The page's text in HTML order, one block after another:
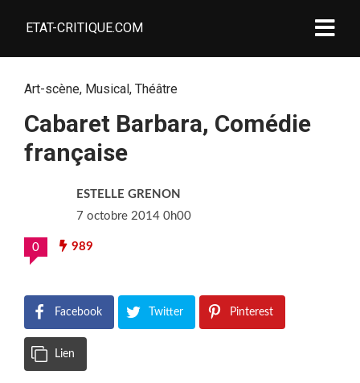
ETAT-CRITIQUE.COM
Art-scène, Musical, Théâtre
Cabaret Barbara, Comédie
française
ESTELLE GRENON
7 octobre 2014 0h00
0 989
Facebook Twitter Pinterest
Lien